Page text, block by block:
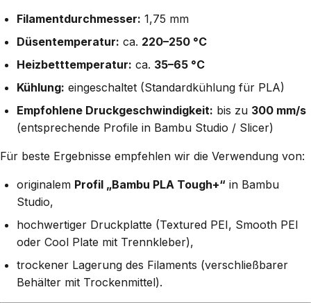
Filamentdurchmesser: 1,75 mm
Düsentemperatur: ca. 220–250 °C
Heizbetttemperatur: ca. 35–65 °C
Kühlung: eingeschaltet (Standardkühlung für PLA)
Empfohlene Druckgeschwindigkeit: bis zu 300 mm/s
(entsprechende Profile in Bambu Studio / Slicer)
Für beste Ergebnisse empfehlen wir die Verwendung von:
originalem Profil „Bambu PLA Tough+“ in Bambu
Studio,
hochwertiger Druckplatte (Textured PEI, Smooth PEI
oder Cool Plate mit Trennkleber),
trockener Lagerung des Filaments (verschließbarer
Behälter mit Trockenmittel).